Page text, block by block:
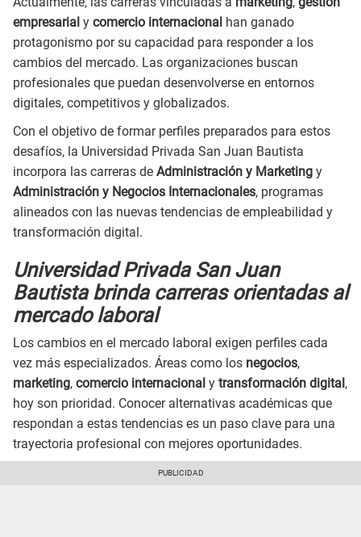
empresarial y comercio internacional han ganado
protagonismo por su capacidad para responder a los
cambios del mercado. Las organizaciones buscan
profesionales que puedan desenvolverse en entornos
digitales, competitivos y globalizados.
Con el objetivo de formar perfiles preparados para estos
desafíos, la Universidad Privada San Juan Bautista
incorpora las carreras de Administración y Marketing y
Administración y Negocios Internacionales, programas
alineados con las nuevas tendencias de empleabilidad y
transformación digital.
Universidad Privada San Juan
Bautista brinda carreras orientadas al
mercado laboral
Los cambios en el mercado laboral exigen perfiles cada
vez más especializados. Áreas como los negocios,
marketing, comercio internacional y transformación digital,
hoy son prioridad. Conocer alternativas académicas que
respondan a estas tendencias es un paso clave para una
trayectoria profesional con mejores oportunidades.